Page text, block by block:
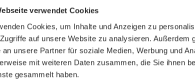
verwendet Cookies
Cookies, um Inhalte und Anzeigen zu
auf unsere Website zu analysieren.
an unsere Partner für soziale Medien, Werbung und
mit weiteren Daten zusammen, die Sie ihnen
gesammelt haben.
2024